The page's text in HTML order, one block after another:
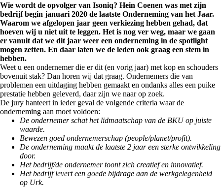
Wie wordt de opvolger van Isoniq? Hein Coenen was met zijn
bedrijf begin januari 2020 de laatste Onderneming van het Jaar.
Waarom we afgelopen jaar geen verkiezing hebben gehad, dat
hoeven wij u niet uit te leggen. Het is nog ver weg, maar we gaan
er vanuit dat we dit jaar weer een onderneming in de spotlight
mogen zetten. En daar laten we de leden ook graag een stem in
hebben.
Weet u een ondernemer die er dit (en vorig jaar) met kop en schouders
bovenuit stak? Dan horen wij dat graag. Ondernemers die van
problemen een uitdaging hebben gemaakt en ondanks alles een puike
prestatie hebben geleverd, daar zijn we naar op zoek.
De jury hanteert in ieder geval de volgende criteria waar de
onderneming aan moet voldoen:
De ondernemer schat het lidmaatschap van de BKU op juiste
waarde.
Bewezen goed ondernemerschap (people/planet/profit).
De onderneming maakt de laatste 2 jaar een sterke ontwikkeling
door.
Het bedrijf/de ondernemer toont zich creatief en innovatief.
Het bedrijf levert een goede bijdrage aan de werkgelegenheid
op Urk.